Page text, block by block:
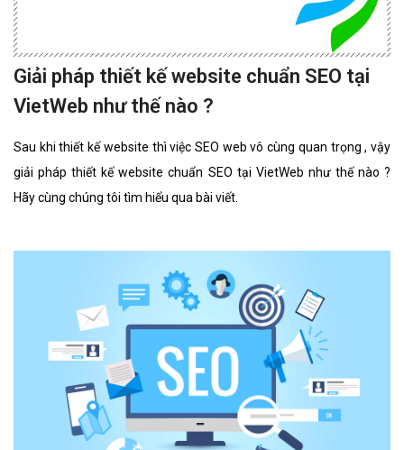
Giải pháp thiết kế website chuẩn SEO tại
VietWeb như thế nào ?
Sau khi thiết kế website thì việc SEO web vô cùng quan trọng , vậy
giải pháp thiết kế website chuẩn SEO tại VietWeb như thế nào ?
Hãy cùng chúng tôi tìm hiểu qua bài viết.